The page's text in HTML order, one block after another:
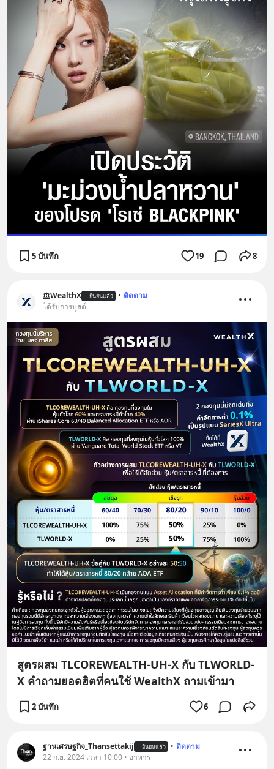
5 บันทึก 19 8
WealthX ยืนยันแล้ว • ติดตาม
ได้รับการบูสต์
สูตรผสม TLCOREWEALTH-UH-X กับ TLWORLD-
X คำถามยอดฮิตที่คนใช้ WealthX ถามเข้ามา
2 บันทึก 6
ฐานเศรษฐกิจ_Thansettakij ยืนยันแล้ว • ติดตาม
22 ก.ย. 2024 เวลา 10:00 • อาหาร